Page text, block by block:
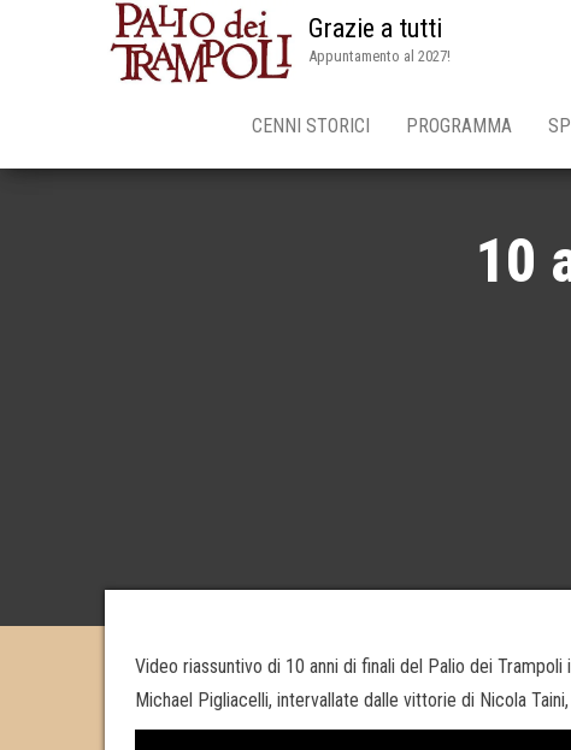
Grazie a tutti
Appuntamento al 2027!
CENNI STORICI PROGRAMMA
10
Video riassuntivo di 10 anni di finali del Palio dei
Michael Pigliacelli, intervallate dalle vittorie di Nicola